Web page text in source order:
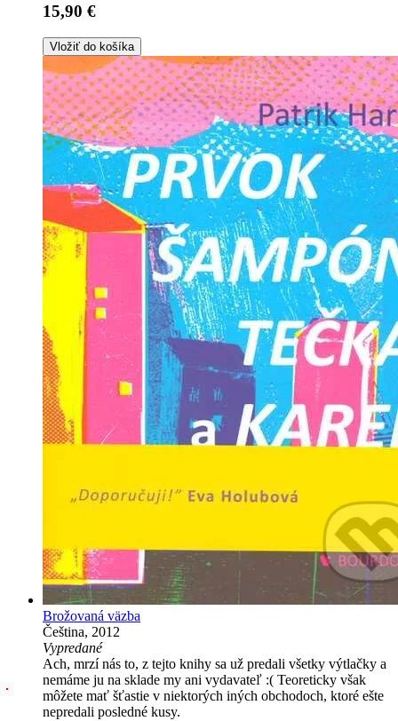
15,90 €
Vložiť do košíka
Brožovaná väzba
Čeština, 2012
Vypredané
Ach, mrzí nás to, z tejto knihy sa už predali všetky výtlačky a
nemáme ju na sklade my ani vydavateľ :( Teoreticky však
môžete mať šťastie v niektorých iných obchodoch, ktoré ešte
nepredali posledné kusy.